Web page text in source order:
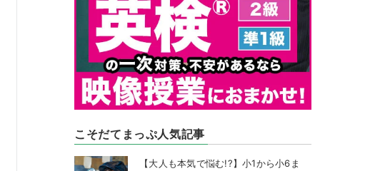
こそだてまっぷ人気記事
【大人も本気で悩む!?】小1から小6ま